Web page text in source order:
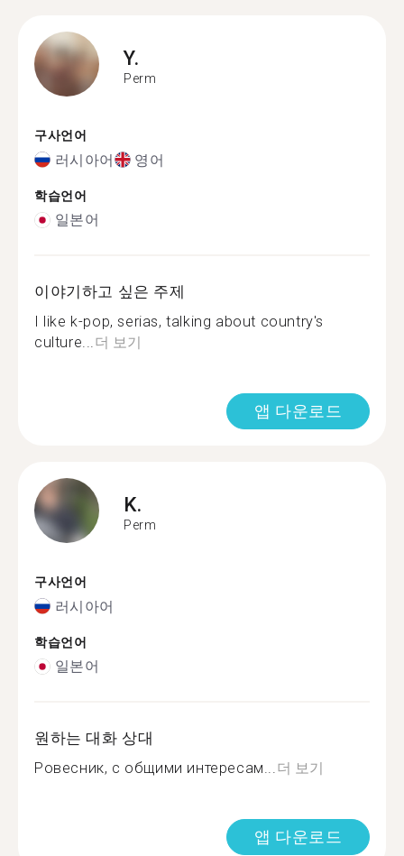
Y.
Perm
구사언어
러시아어 영어
학습언어
일본어
이야기하고 싶은 주제
I like k-pop, serias, talking about country's
culture...더 보기
앱 다운로드
K.
Perm
구사언어
러시아어
학습언어
일본어
원하는 대화 상대
Ровесник, с общими интересам...더 보기
앱 다운로드